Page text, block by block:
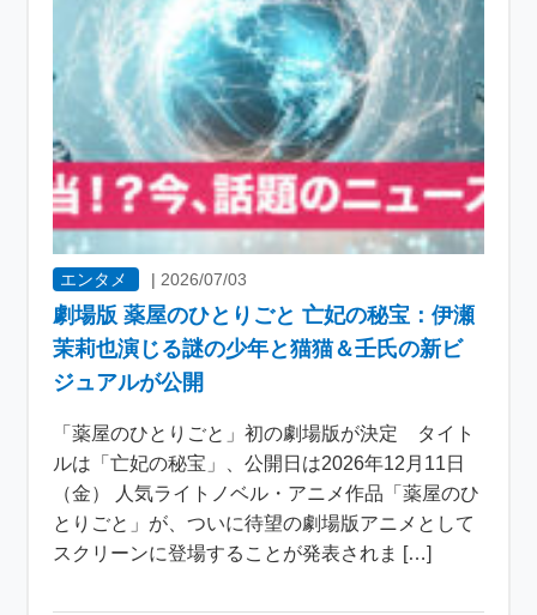
エンタメ | 2026/07/03
劇場版 薬屋のひとりごと 亡妃の秘宝：伊瀬
茉莉也演じる謎の少年と猫猫＆壬氏の新ビ
ジュアルが公開
「薬屋のひとりごと」初の劇場版が決定 タイト
ルは「亡妃の秘宝」、公開日は2026年12月11日
（金） 人気ライトノベル・アニメ作品「薬屋のひ
とりごと」が、ついに待望の劇場版アニメとして
スクリーンに登場することが発表されま […]